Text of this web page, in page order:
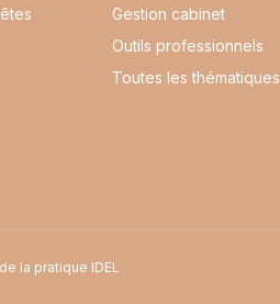
Gestion cabinet
Outils professionnels
Toutes les thématiques
la pratique IDEL